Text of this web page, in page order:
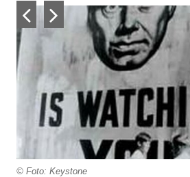
© Foto: Keystone